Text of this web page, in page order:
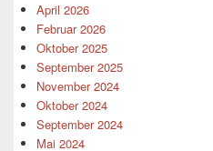
April 2026
Februar 2026
Oktober 2025
September 2025
November 2024
Oktober 2024
September 2024
Mai 2024